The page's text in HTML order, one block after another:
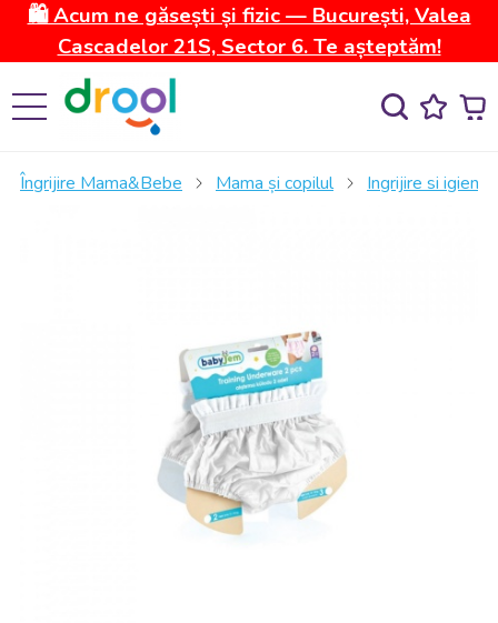
🛍️ Acum ne găsești și fizic — București, Valea
Cascadelor 21S, Sector 6. Te așteptăm!
Îngrijire Mama&Bebe Mama și copilul Ingrijire si igiena